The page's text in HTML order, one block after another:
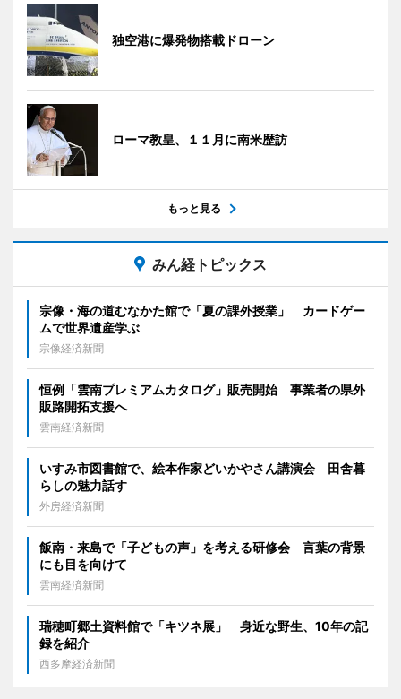
独空港に爆発物搭載ドローン
ローマ教皇、１１月に南米歴訪
もっと見る
みん経トピックス
宗像・海の道むなかた館で「夏の課外授業」 カードゲー
ムで世界遺産学ぶ
宗像経済新聞
恒例「雲南プレミアムカタログ」販売開始 事業者の県外
販路開拓支援へ
雲南経済新聞
いすみ市図書館で、絵本作家どいかやさん講演会 田舎暮
らしの魅力話す
外房経済新聞
飯南・来島で「子どもの声」を考える研修会 言葉の背景
にも目を向けて
雲南経済新聞
瑞穂町郷土資料館で「キツネ展」 身近な野生、10年の記
録を紹介
西多摩経済新聞